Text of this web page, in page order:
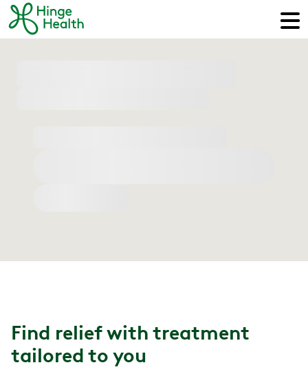
Find relief with treatment
tailored to you